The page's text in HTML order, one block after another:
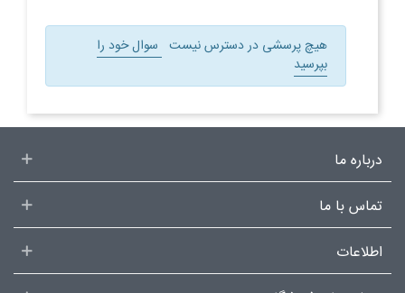
هیچ پرسشی در دسترس نیست سوال خود را
بپرسید
درباره ما
تماس با ما
اطلاعات